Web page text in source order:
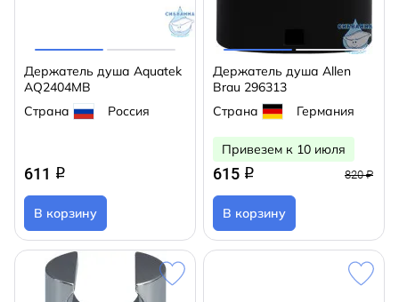
Держатель душа Aquatek
AQ2404MB
Страна
Россия
611 q
В корзину
Держатель душа Allen
Brau 296313
Страна
Германия
Привезем к 10 июля
615 q 820 ₽
В корзину